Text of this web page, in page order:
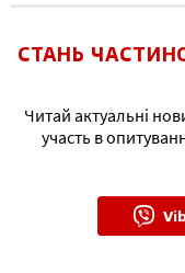
СТАНЬ
Читай актуальні
участь в